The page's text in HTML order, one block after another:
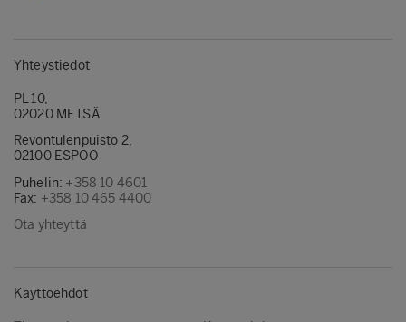
Yhteystiedot
PL 10,
02020 METSÄ
Revontulenpuisto 2,
02100 ESPOO
Puhelin: +358 10 4601
Fax: +358 10 465 4400
Ota yhteyttä
Käyttöehdot